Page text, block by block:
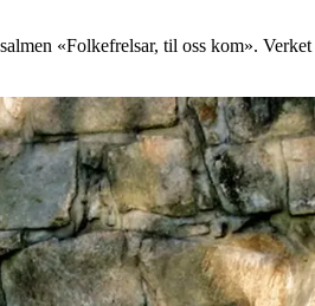
«Folkefrelsar, til oss kom».